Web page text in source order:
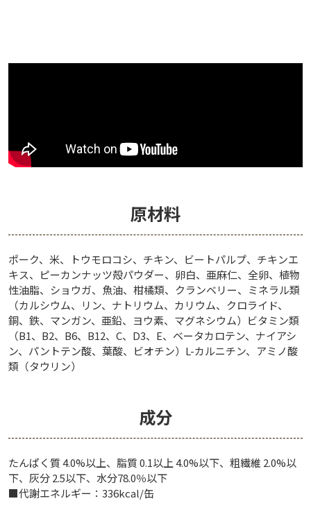
原材料
ポーク、米、トウモロコシ、チキン、ビートパルプ、チキンエ
キス、ピーカンナッツ殻パウダー、卵白、亜麻仁、全卵、植物
性油脂、ショウガ、魚油、柑橘類、クランベリー、ミネラル類
（カルシウム、リン、ナトリウム、カリウム、クロライド、
銅、鉄、マンガン、亜鉛、ヨウ素、マグネシウム）ビタミン類
（B1、B2、B6、B12、C、D3、E、ベータカロテン、ナイアシ
ン、パントテン酸、葉酸、ビオチン）L-カルニチン、アミノ酸
類（タウリン）
成分
たんぱく質 4.0%以上、脂質 0.1以上 4.0%以下、粗繊維 2.0%以
下、灰分 2.5以下、水分78.0％以下
■代謝エネルギー：336kcal/缶